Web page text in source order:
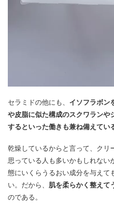
セラミドの他にも、 イソフラボン
や皮脂に似た構成のスクワランや
するといった働きも兼ね備えてい
乾燥しているからと言って、クリ
思っている人も多いかもしれない
態にいくらうるおい成分を与えて
い。だから、 肌を柔らかく整えて
のである。